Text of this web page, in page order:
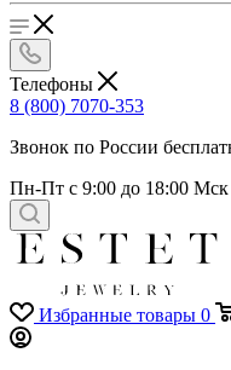
Телефоны
8 (800) 7070-353
Звонок по России
Пн-Пт с 9:00 до 18:00 Мск
Избранные товары 0